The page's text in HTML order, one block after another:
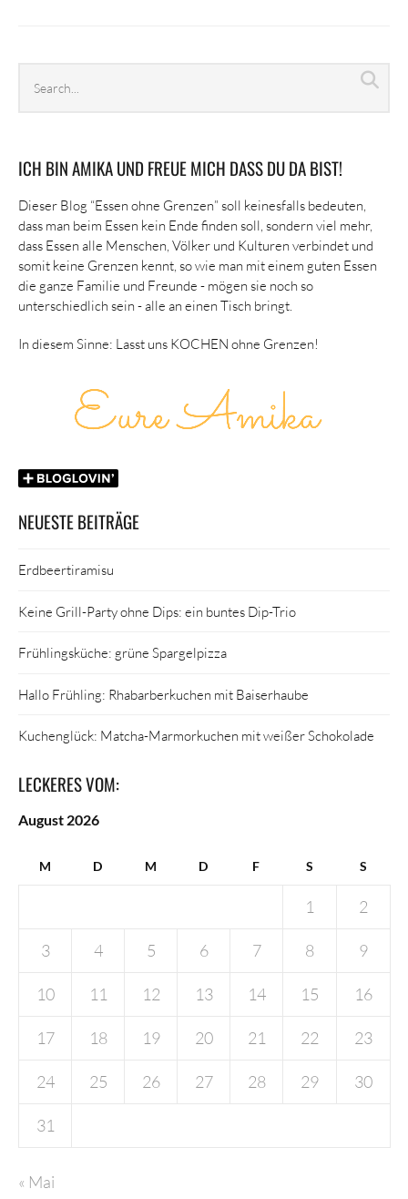
archives
ICH BIN AMIKA UND FREUE MICH DASS DU DA BIST!
Dieser Blog “Essen ohne Grenzen” soll keinesfalls bedeuten,
dass man beim Essen kein Ende finden soll, sondern viel mehr,
dass Essen alle Menschen, Völker und Kulturen verbindet und
somit keine Grenzen kennt, so wie man mit einem guten Essen
die ganze Familie und Freunde - mögen sie noch so
unterschiedlich sein - alle an einen Tisch bringt.
In diesem Sinne: Lasst uns KOCHEN ohne Grenzen!
NEUESTE BEITRÄGE
Erdbeertiramisu
Keine Grill-Party ohne Dips: ein buntes Dip-Trio
Frühlingsküche: grüne Spargelpizza
Hallo Frühling: Rhabarberkuchen mit Baiserhaube
Kuchenglück: Matcha-Marmorkuchen mit weißer Schokolade
LECKERES VOM:
August 2026
M D M D F S S
1 2
3 4 5 6 7 8 9
10 11 12 13 14 15 16
17 18 19 20 21 22 23
24 25 26 27 28 29 30
31
« Mai